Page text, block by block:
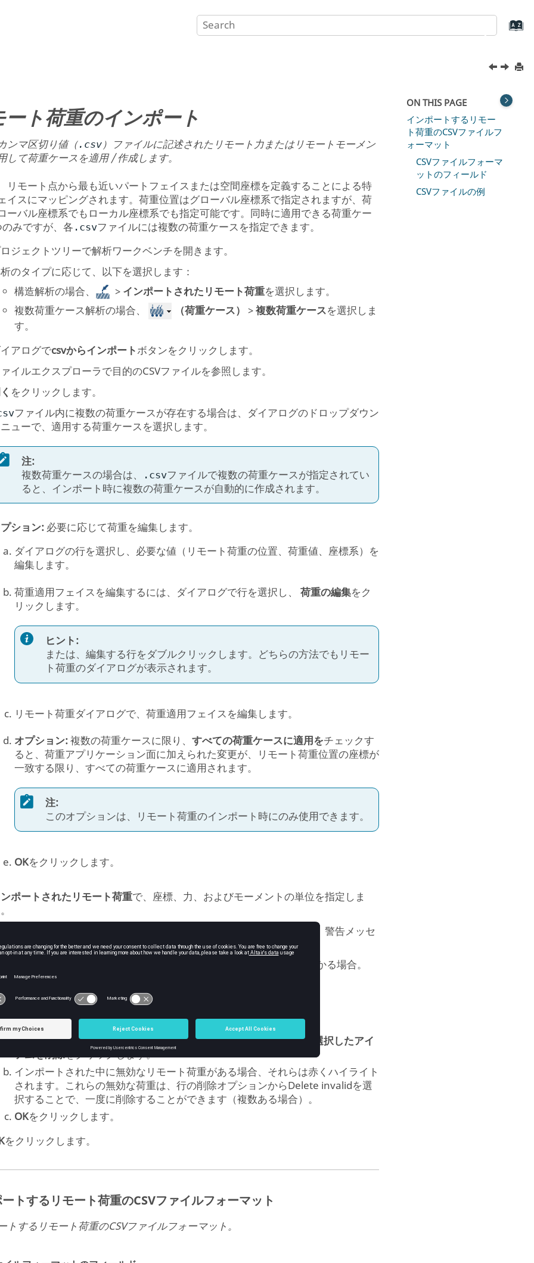
ト荷重のインポート
ンマ区切り値（.csv）ファイルに記述されたリモート力またはリモートモーメン
して荷重ケースを適用 / 作成します。
リモート点から最も近いパートフェイスまたは空間座標を定義することによる特
イスにマッピングされます。荷重位置はグローバル座標系で指定されますが、荷
ーバル座標系でもローカル座標系でも指定可能です。同時に適用できる荷重ケー
みですが、各 .csvファイルには複数の荷重ケースを指定できます。
ジェクトツリーで解析ワークベンチを開きます。
のタイプに応じて、以下を選択します：
構造解析の場合、
> インポートされたリモート荷重を選択します。
複数荷重ケース解析の場合、
（荷重ケース） >複数荷重ケースを選択しま
す。
アログでcsvからインポートボタンをクリックします。
イルエクスプローラで目的のCSVファイルを参照します。
をクリックします。
ファイル内に複数の荷重ケースが存在する場合は、ダイアログのドロップダウン
ューで、適用する荷重ケースを選択します。
注:
複数荷重ケースの場合は、
.csvファイルで複数の荷重ケースが指定されてい
ると、インポート時に複数の荷重ケースが自動的に作成されます。
ション:必要に応じて荷重を編集します。
ダイアログの行を選択し、必要な値（リモート荷重の位置、荷重値、座標系）を
編集します。
荷重適用フェイスを編集するには、ダイアログで行を選択し、 荷重の編集をク
リックします。
ヒント:
または、編集する行をダブルクリックします。どちらの方法でもリモー
ト荷重のダイアログが表示されます。
リモート荷重ダイアログで、荷重適用フェイスを編集します。
オプション:複数の荷重ケースに限り、 すべての荷重ケースに適用をチェックす
ると、荷重アプリケーション面に加えられた変更が、リモート荷重位置の座標が
一致する限り、すべての荷重ケースに適用されます。
注:
このオプションは、リモート荷重のインポート時にのみ使用できます。
OKをクリックします。
ポートされたリモート荷重で、座標、力、およびモーメントの単位を指定しま
メッセージを確認し、必要に応じて修正してください。以下の場合、警告メッセ
が表示されます。
マッピングの失敗 - サブケース内で同じフェイスに複数の荷重がかかる場合。
サブケースに複数の座標系が割り当てられている場合。
Csvで指定された座標系がプロジェクトに存在しない場合。
ション:インポートしたリモート荷重から行を削除します。
ダイアログで削除する行を1つ以上選択し行の削除オプションから
選択したアイ
テムを削除をクリックします。
インポートされた中に無効なリモート荷重がある場合、それらは赤くハイライト
されます。これらの無効な荷重は、行の削除オプションからDelete invalidを選
択することで、一度に削除することができます（複数ある場合）。
OKをクリックします。
をクリックします。
トするリモート荷重のCSVファイルフォーマット
トするリモート荷重のCSVファイルフォーマット。
ON THIS PAGE
インポートするリモー
ト荷重のCSVファイルフ
ォーマット
CSVファイルフォーマ
ットのフィールド
CSVファイルの例